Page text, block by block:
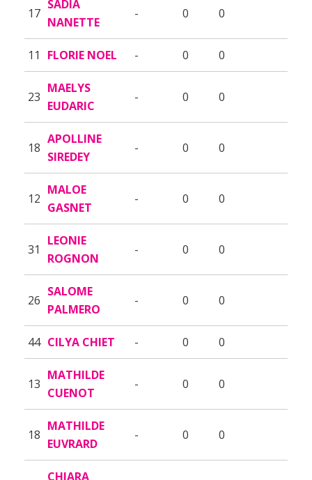
17
SADIA
NANETTE
- 0 0
11 FLORIE NOEL - 0 0
23
MAELYS
EUDARIC
- 0 0
18
APOLLINE
SIREDEY
- 0 0
12
MALOE
GASNET
- 0 0
31
LEONIE
ROGNON
- 0 0
26
SALOME
PALMERO
- 0 0
44 CILYA CHIET - 0 0
13
MATHILDE
CUENOT
- 0 0
18
MATHILDE
EUVRARD
- 0 0
CHIARA